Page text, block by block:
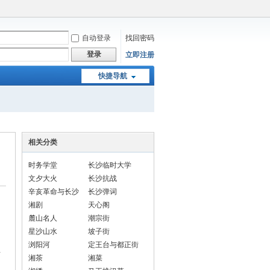
自动登录
找回密码
登录 立即注册
快捷导航
相关分类
时务学堂
长沙临时大学
文夕大火
长沙抗战
辛亥革命与长沙
长沙弹词
湘剧
天心阁
麓山名人
潮宗街
星沙山水
坡子街
浏阳河
定王台与都正街
湘茶
湘菜